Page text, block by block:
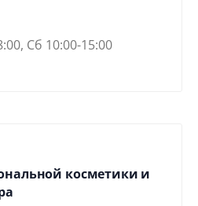
Сб 10:00-15:00
косметики и